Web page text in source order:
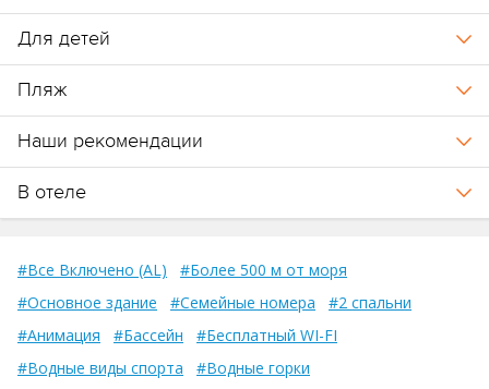
Для детей
Пляж
Наши рекомендации
В отеле
#Все Включено (AL)
#Более 500 м от моря
#Основное здание
#Семейные номера
#2 спальни
#Анимация
#Бассейн
#Бесплатный WI-FI
#Водные виды спорта
#Водные горки